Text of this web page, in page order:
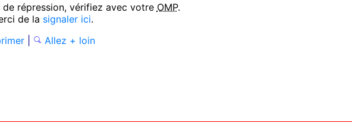
répression, vérifiez avec votre OMP.
de la signaler ici.
Allez + loin